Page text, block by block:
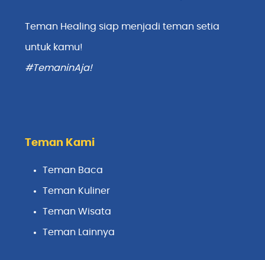
Teman Healing siap menjadi teman setia
untuk kamu!
#TemaninAja!
Teman Kami
Teman Baca
Teman Kuliner
Teman Wisata
Teman Lainnya